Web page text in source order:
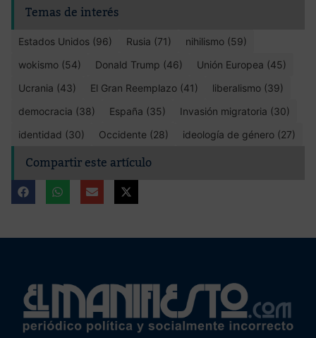
Temas de interés
Estados Unidos (96) Rusia (71)
nihilismo (59)
wokismo (54)
Donald Trump (46)
Unión Europea (45)
Ucrania (43)
El Gran Reemplazo (41)
liberalismo (39)
democracia (38)
España (35)
Invasión migratoria (30)
identidad (30)
Occidente (28) ideología de género (27)
Compartir este artículo